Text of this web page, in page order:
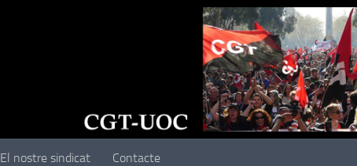
El nostre sindicat Contacte